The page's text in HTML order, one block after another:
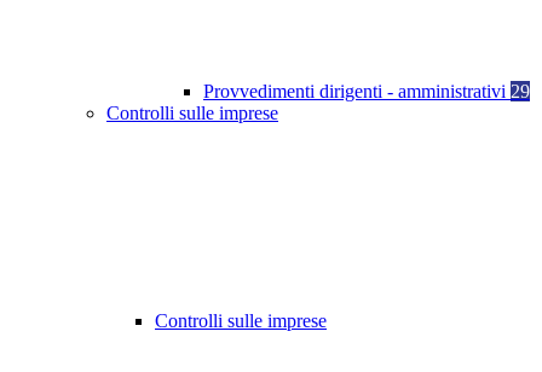
Provvedimenti dirigenti - amministrativi 29
Controlli sulle imprese
Controlli sulle imprese